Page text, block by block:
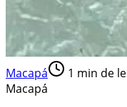
Macapá 1 min de
Macapá